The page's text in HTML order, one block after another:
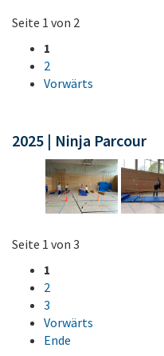
Seite 1 von 2
1
2
Vorwärts
2025 | Ninja Parcour
Seite 1 von 3
1
2
3
Vorwärts
Ende